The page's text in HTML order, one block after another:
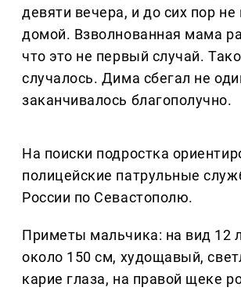
девяти вечера, и до сих пор не
домой. Взволнованная мама
что это не первый случай.
случалось. Дима сбегал не
заканчивалось благополучно.
На поиски подростка
полицейские патрульные
России по Севастополю.
Приметы мальчика: на вид 12
около 150 см, худощавый,
карие глаза, на правой щеке